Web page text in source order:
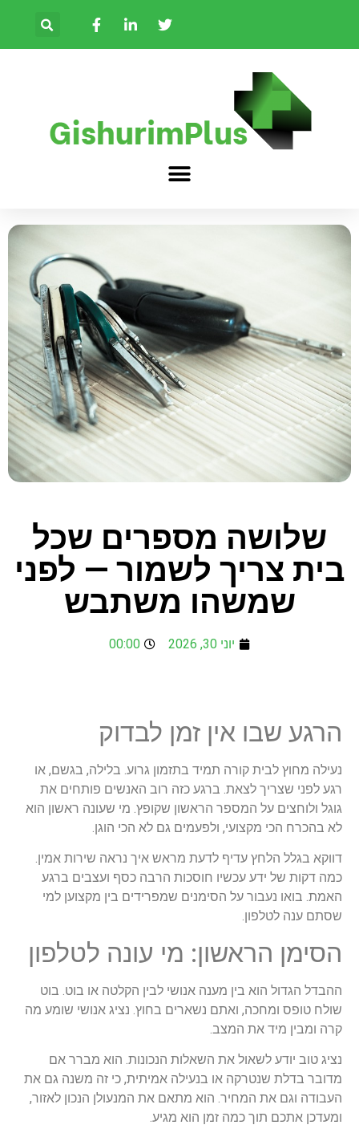
שלושה מספרים שכל
בית צריך לשמור — לפני
שמשהו משתבש
יוני 30, 2026 00:00
הרגע שבו אין זמן לבדוק
נעילה מחוץ לבית קורה תמיד בתזמון גרוע. בלילה, בגשם, או
רגע לפני שצריך לצאת. ברגע כזה רוב האנשים פותחים את
גוגל ולוחצים על המספר הראשון שקופץ. מי שעונה ראשון הוא
לא בהכרח הכי מקצועי, ולפעמים גם לא הכי הוגן.
דווקא בגלל הלחץ עדיף לדעת מראש איך נראה שירות אמין.
כמה דקות של ידע עכשיו חוסכות הרבה כסף ועצבים ברגע
האמת. בואו נעבור על הסימנים שמפרידים בין מקצוען למי
שסתם ענה לטלפון.
הסימן הראשון: מי עונה לטלפון
ההבדל הגדול הוא בין מענה אנושי לבין הקלטה או בוט. בוט
שולח טופס ומחכה, ואתם נשארים בחוץ. נציג אנושי שומע מה
קרה ומבין מיד את המצב.
נציג טוב יודע לשאול את השאלות הנכונות. הוא מברר אם
מדובר בדלת שנטרקה או בנעילה אמיתית, כי זה משנה גם את
העבודה וגם את המחיר. הוא מתאם את המנעולן הנכון לאזור,
ומעדכן אתכם תוך כמה זמן הוא מגיע.